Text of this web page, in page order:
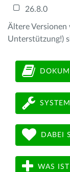
26.8.0
Ältere Versionen
Unterstützung!)
DABEI
WAS